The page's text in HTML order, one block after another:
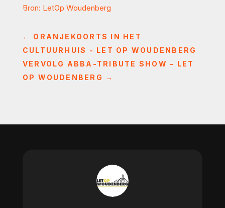
Bron: LetOp Woudenberg
← ORANJEKOORTS IN HET
CULTUURHUIS - LET OP WOUDENBERG
VERVOLG ABBA-TRIBUTE SHOW - LET
OP WOUDENBERG →